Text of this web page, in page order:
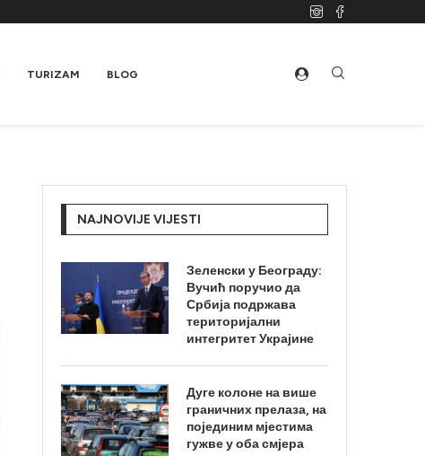
TURIZAM BLOG
NAJNOVIJE VIJESTI
Зеленски у Београду:
Вучић поручио да
Србија подржава
територијални
интегритет Украјине
Дуге колоне на више
граничних прелаза, на
појединим мјестима
гужве у оба смјера